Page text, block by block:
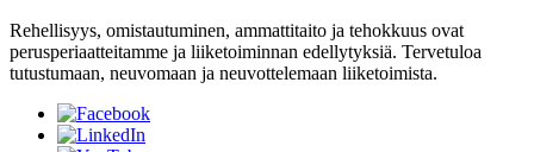
Rehellisyys, omistautuminen, ammattitaito ja tehokkuus ovat
perusperiaatteitamme ja liiketoiminnan edellytyksiä. Tervetuloa
tutustumaan, neuvomaan ja neuvottelemaan liiketoimista.